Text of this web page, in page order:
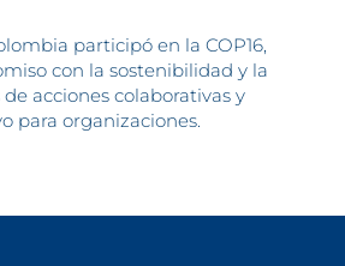
participó en la COP16,
con la sostenibilidad y la
acciones colaborativas y
para organizaciones.